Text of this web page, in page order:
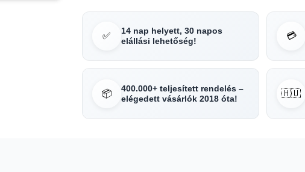
✅
14 nap helyett, 30 napos
elállási lehetőség!
💳
📦
400.000+ teljesített rendelés –
elégedett vásárlók 2018 óta!
🇭🇺